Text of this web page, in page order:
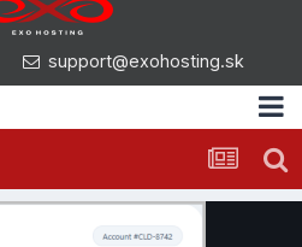
support@exohosting.sk